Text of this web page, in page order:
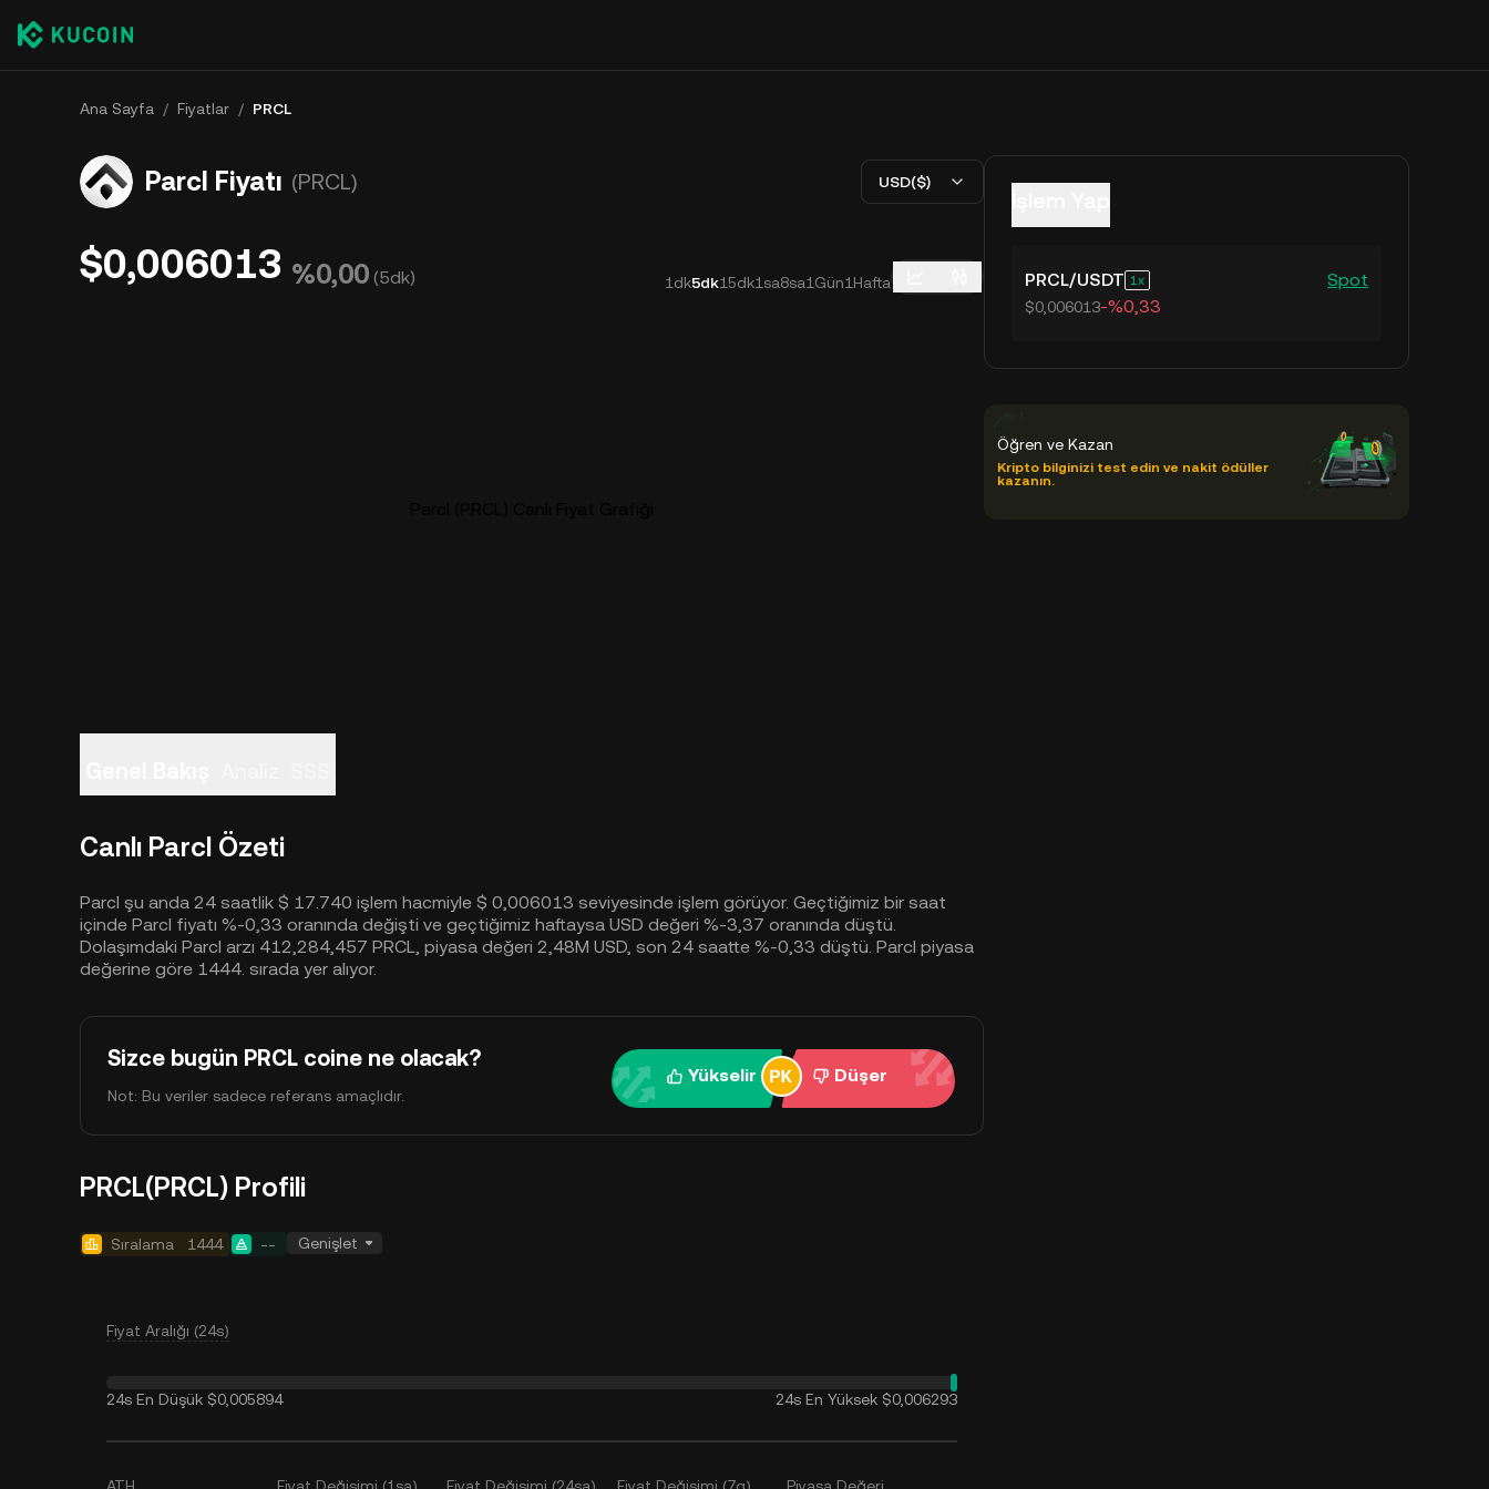
Ana Sayfa / Fiyatlar / PRCL
Parcl Fiyatı (PRCL) USD($)
$0,006013 %0,00 (5dk) 1dk5dk15dk1sa8sa1Gün1Hafta
Canlı Parcl Özeti
Parcl şu anda 24 saatlik $ 17.740 işlem hacmiyle $ 0,006013 seviyesinde işlem görüyor. Geçtiğimiz bir saat
içinde Parcl fiyatı %-0,33 oranında değişti ve geçtiğimiz haftaysa USD değeri %-3,37 oranında düştü.
Dolaşımdaki Parcl arzı 412,284,457 PRCL, piyasa değeri 2,48M USD, son 24 saatte %-0,33 düştü. Parcl piyasa
değerine göre 1444. sırada yer alıyor.
Sizce bugün PRCL coine ne olacak?
Not: Bu veriler sadece referans amaçlıdır.
Yükselir Düşer
PRCL(PRCL) Profili
Sıralama 1444 -- Genişlet
Fiyat Aralığı (24s)
24s En Düşük $0,005894 24s En Yüksek $0,006293
PRCL/USDT 1 Spot
$0,006013-%0,33
Öğren ve Kazan
Kripto bilginizi test edin ve nakit ödüller
kazanın.